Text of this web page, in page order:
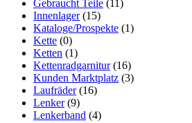
Gebraucht Teile (11)
Innenlager (15)
Kataloge/Prospekte (1)
Kette (0)
Ketten (1)
Kettenradgarnitur (16)
Kunden Marktplatz (3)
Laufräder (16)
Lenker (9)
Lenkerband (4)